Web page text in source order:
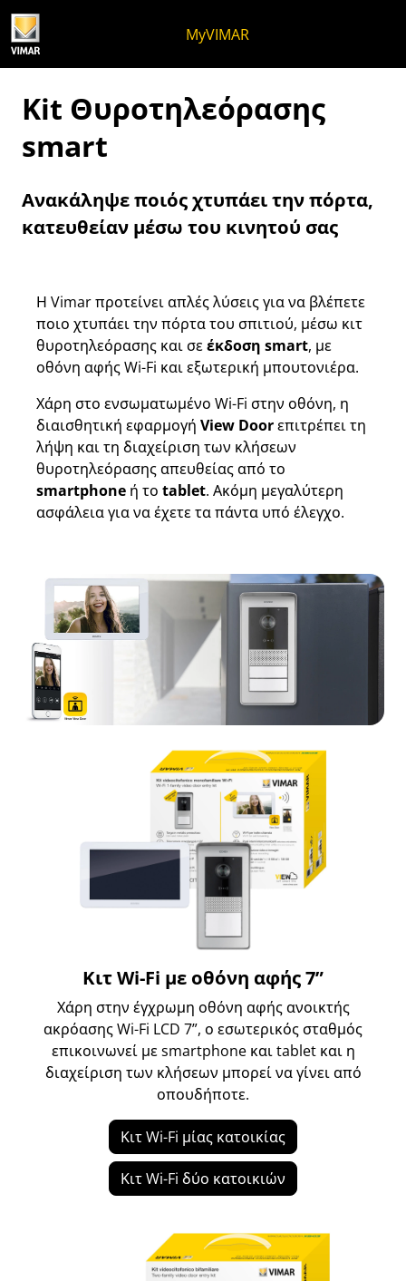
MyVIMAR
Kit Θυροτηλεόρασης
smart
Ανακάληψε ποιός χτυπάει την πόρτα,
κατευθείαν μέσω του κινητού σας
Η Vimar προτείνει απλές λύσεις για να βλέπετε
ποιο χτυπάει την πόρτα του σπιτιού, μέσω κιτ
θυροτηλεόρασης και σεέκδοση smart, με
οθόνη αφής Wi-Fi και εξωτερική μπουτονιέρα.
Χάρη στο ενσωματωμένο Wi-Fi στην οθόνη, η
διαισθητική εφαρμογή View Doorεπιτρέπει τη
λήψη και τη διαχείριση των κλήσεων
θυροτηλεόρασης απευθείας από το
smartphone ή το tablet. Ακόμη μεγαλύτερη
ασφάλεια για να έχετε τα πάντα υπό έλεγχο.
Κιτ Wi-Fi με οθόνη αφής 7”
Χάρη στην έγχρωμη οθόνη αφής ανοικτής
ακρόασης Wi-Fi LCD 7”, ο εσωτερικός σταθμός
επικοινωνεί με smartphone και tablet και η
διαχείριση των κλήσεων μπορεί να γίνει από
οπουδήποτε.
Κιτ Wi-Fi μίας κατοικίας
Κιτ Wi-Fi δύο κατοικιών